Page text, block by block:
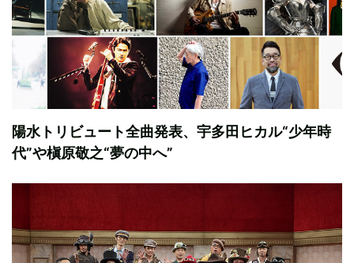
陽水トリビュート全曲発表、宇多田ヒカル“少年時
代”や槇原敬之“夢の中へ”